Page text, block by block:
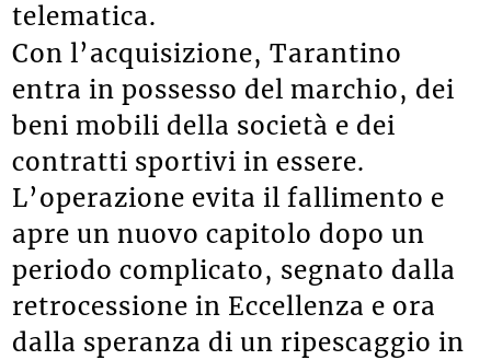
telematica.
Con l’acquisizione, Tarantino
entra in possesso del marchio, dei
beni mobili della società e dei
contratti sportivi in essere.
L’operazione evita il fallimento e
apre un nuovo capitolo dopo un
periodo complicato, segnato dalla
retrocessione in Eccellenza e ora
dalla speranza di un ripescaggio in